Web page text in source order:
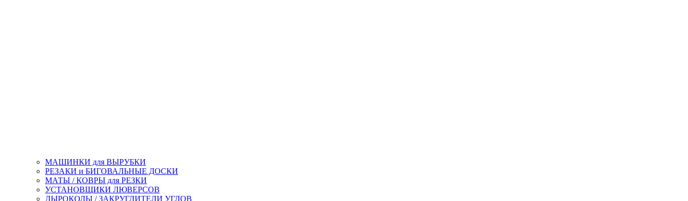
МАШИНКИ для ВЫРУБКИ
РЕЗАКИ и БИГОВАЛЬНЫЕ ДОСКИ
МАТЫ / КОВРЫ для РЕЗКИ
УСТАНОВЩИКИ ЛЮВЕРСОВ
ДЫРОКОЛЫ / ЗАКРУГЛИТЕЛИ УГЛОВ